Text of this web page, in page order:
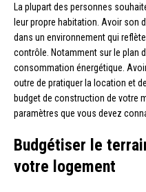
La plupart des personnes
leur propre habitation. Avoir son
dans un environnement qui
contrôle. Notamment sur le plan
consommation énergétique.
outre de pratiquer la location et
budget de construction de votre
paramètres que vous devez
Budgétiser le
votre logement